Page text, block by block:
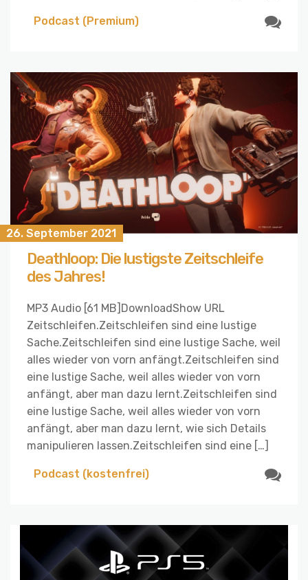
Podcast (Premium)
26. September 2021
Deathloop: Die lustigste Zeitschleife
des Jahres!
MP3 Audio [61 MB]DownloadShow URL
Zeitschleifen.Zeitschleifen sind eine lustige
Sache.Zeitschleifen sind eine lustige Sache, weil
alles wieder von vorn anfängt.Zeitschleifen sind
eine lustige Sache, weil alles wieder von vorn
anfängt, aber man dazu lernt.Zeitschleifen sind
eine lustige Sache, weil alles wieder von vorn
anfängt, aber man dazu lernt, wie sich Details
manipulieren lassen.Zeitschleifen sind eine […]
Podcast (kostenfrei)